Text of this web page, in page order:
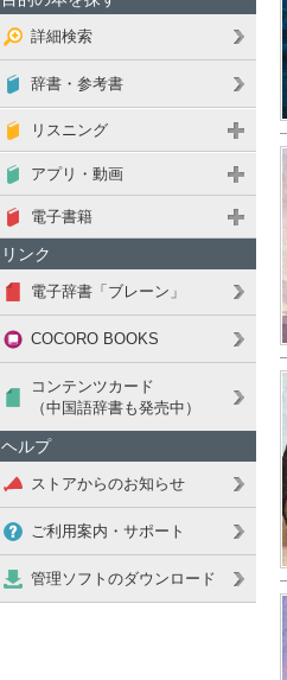
詳細検索
辞書・参考書
リスニング
アプリ・動画
電子書籍
リンク
電子辞書「ブレーン」
COCORO BOOKS
コンテンツカード
（中国語辞書も発売中）
ヘルプ
ストアからのお知らせ
ご利用案内・サポート
管理ソフトのダウンロード